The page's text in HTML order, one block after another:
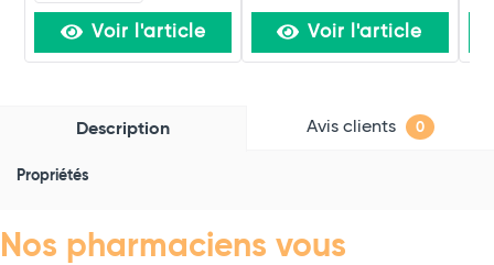
Voir l'article Voir l'article
Description Avis clients 0
Propriétés
Nos pharmaciens vous